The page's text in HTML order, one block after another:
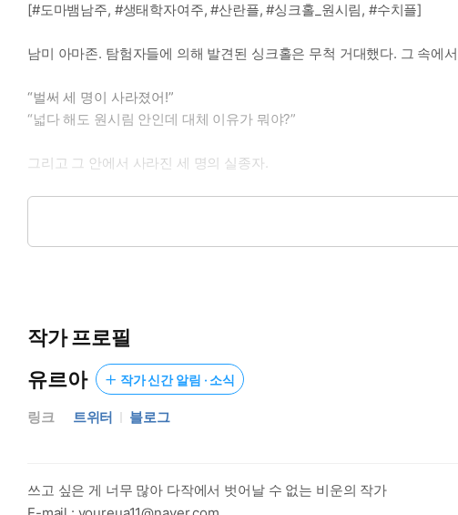
[#도마뱀남주, #생태학자여주, #산란플, #싱크홀_원시림, #수치플]
남미 아마존. 탐험자들에 의해 발견된 싱크홀은 무척 거대했다. 그 속에
“벌써 세 명이 사라졌어!”
“넓다 해도 원시림 안인데 대체 이유가 뭐야?”
그리고 그 안에서 사라진 세 명의 실종자.
원시림 안에 무언가 있다. 나는 생태학을 연구하는 연구자로서 그곳에
짙은 녹색을 띠는 딱딱한 비늘에 맺힌 물방울이 형태를 따라 흘러내렸다.
인간과 도마뱀, 그 사이의 혼종이다. 이름을 정의할 수 없는 그것의 몸에
이놈이다.
작가 프로필
유르아
작가 신간 알림 · 소식
링크 트위터 블로그
쓰고 싶은 게 너무 많아 다작에서 벗어날 수 없는 비운의 작가